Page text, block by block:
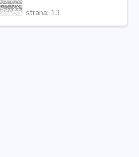
Oktober in Basel
strana: 13